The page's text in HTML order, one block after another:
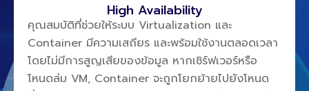
High Availability
คุณสมบัติที่ช่วยให้ระบบ Virtualization และ
Container มีความเสถียร และพร้อมใช้งานตลอดเวลา
โดยไม่มีการสูญเสียของข้อมูล หากเซิร์ฟเวอร์หรือ
โหนดล่ม VM, Container จะถูกโยกย้ายไปยังโหนด